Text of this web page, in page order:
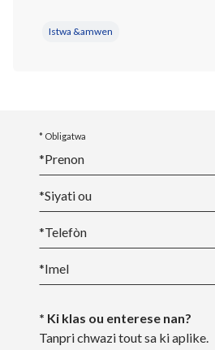
Istwa &amwen
* Obligatwa
*Prenon
*Siyati ou
*Telefòn
*Imel
* Ki klas ou enterese nan?
Tanpri chwazi tout sa ki aplike.